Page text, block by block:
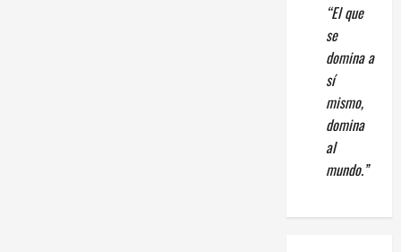
“El que
se
domina a
sí
mismo,
domina
al
mundo.”